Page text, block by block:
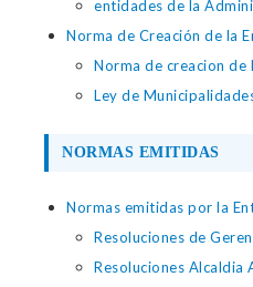
entidades de la
Norma de Creación de la
Norma de creacion de
Ley de
NORMAS EMITIDAS
Normas emitidas por la
Resoluciones de
Resoluciones Alcaldia